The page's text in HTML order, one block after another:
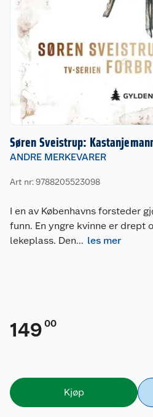
Søren Sveistrup:
ANDRE MERKEVARER
Art nr: 9788205523098
I en av Københavns forsteder
funn. En yngre kvinne er drept
lekeplass. Den... les mer
149 00
Kjøp